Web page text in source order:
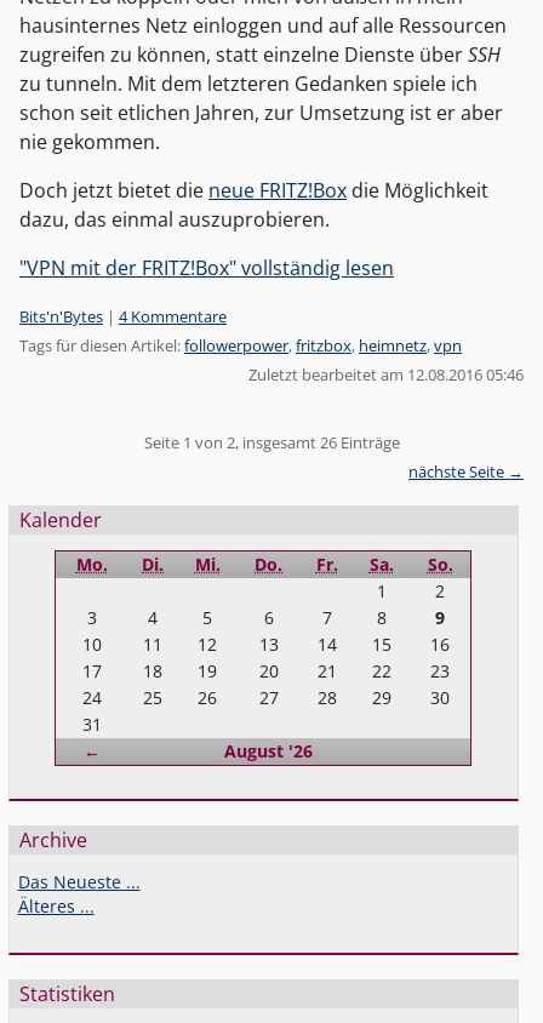
hausinternes Netz einloggen und auf alle Ressourcen
zugreifen zu können, statt einzelne Dienste überSSH
zu tunneln. Mit dem letzteren Gedanken spiele ich
schon seit etlichen Jahren, zur Umsetzung ist er aber
nie gekommen.
Doch jetzt bietet die neue FRITZ!Box die Möglichkeit
dazu, das einmal auszuprobieren.
"VPN mit der FRITZ!Box" vollständig lesen
Kategorien:
Bits'n'Bytes | 4 Kommentare
Tags für diesen Artikel:followerpower,fritzbox, heimnetz,vpn
Zuletzt bearbeitet am 12.08.2016 05:46
PaginationSeite 1 von 2, insgesamt 26 Einträge
nächste Seite →
Seitenleiste
Kalender
Mo. Di. Mi. Do. Fr. Sa. So.
← August '26
1
2
3
4 5 6 7 8
9
10
11 12 13 14 15
16
17
18 19 20 21 22
23
24
25 26 27 28 29
30
31
Archive
Das Neueste ...
Älteres ...
Statistiken